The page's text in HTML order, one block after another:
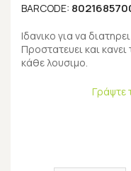
BARCODE:
Ιδανικο για να
Προστατευει και
κάθε λουσιμο.
Γράψτε